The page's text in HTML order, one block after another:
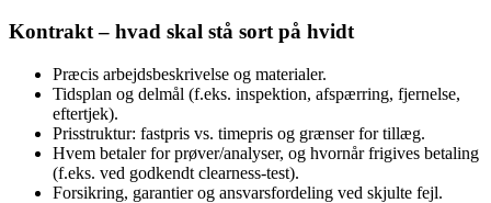
Kontrakt – hvad skal stå sort på hvidt
Præcis arbejdsbeskrivelse og materialer.
Tidsplan og delmål (f.eks. inspektion, afspærring, fjernelse,
eftertjek).
Prisstruktur: fastpris vs. timepris og grænser for tillæg.
Hvem betaler for prøver/analyser, og hvornår frigives betaling
(f.eks. ved godkendt clearness-test).
Forsikring, garantier og ansvarsfordeling ved skjulte fejl.